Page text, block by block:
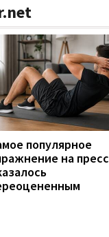
популярное
на пресс